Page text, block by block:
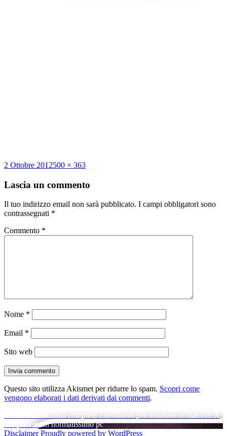
Scritto
2 Ottobre 2012Dimensione
500 × 363
Lascia un commento
Il tuo indirizzo email non sarà pubblicato. I campi obbligatori sono
contrassegnati *
Commento *
Nome *
Email *
Sito web
Questo sito utilizza Akismet per ridurre lo spam. Scopri come
vengono elaborati i dati derivati dai commenti.
Navigazione
articoli
Guida completa e definitiva per installare il Mac OS X
Leopard in un normalissimo pc
Disclaimer Proudly powered by WordPress